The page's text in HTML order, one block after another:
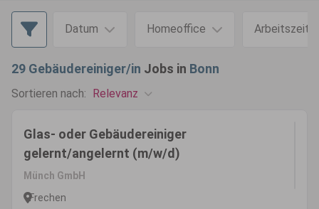
Datum Homeoffice Arbeitszeit
29 Gebäudereiniger/in Jobs in Bonn
Sortieren nach: Relevanz
Glas- oder Gebäudereiniger
gelernt/angelernt (m/w/d)
Münch GmbH
Frechen